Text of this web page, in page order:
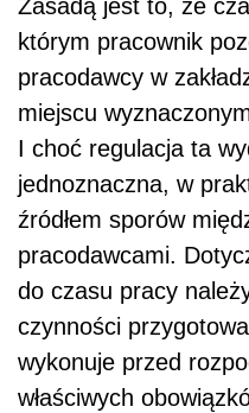
Zasadą jest to, że
którym pracownik
pracodawcy w
miejscu
I choć regulacja ta
jednoznaczna, w
źródłem sporów
pracodawcami.
do czasu pracy
czynności
wykonuje przed
właściwych